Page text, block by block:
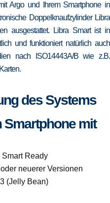
Argo und Ihrem Smartphone in
Doppelknaufzylinder Libra
ausgestattet. Libra Smart ist in
und funktioniert natürlich auch
nach ISO14443A/B wie z.B.
des Systems
Smartphone mit
Smart Ready
neuerer Versionen
(Jelly Bean)